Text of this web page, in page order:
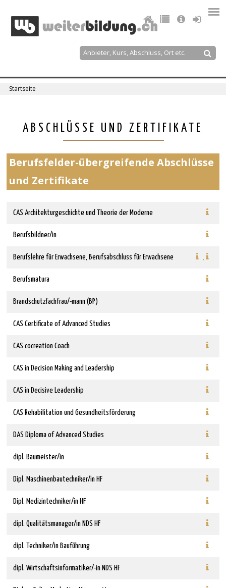
navigation
Suche
sind
Startseite
Back
ABSCHLÜSSE UND ZERTIFIKATE
Berufsfelder-übergreifende Abschlüsse
und Zertifikate
CAS Architekturgeschichte und Theorie der Moderne
Berufsbildner/in
Berufslehre für Erwachsene, Berufsabschluss für Erwachsene ,
Berufsmatura
Brandschutzfachfrau/-mann (BP)
CAS Certificate of Advanced Studies
CAS cocreation Coach
CAS in Decision Making and Leadership
CAS in Decisive Leadership
CAS Rehabilitation und Gesundheitsförderung
DAS Diploma of Advanced Studies
dipl. Baumeister/in
Dipl. Maschinenbautechniker/in HF
Dipl. Medizintechniker/in HF
dipl. Qualitätsmanager/in NDS HF
dipl. Techniker/in Bauführung
dipl. Wirtschaftsinformatiker/-in NDS HF